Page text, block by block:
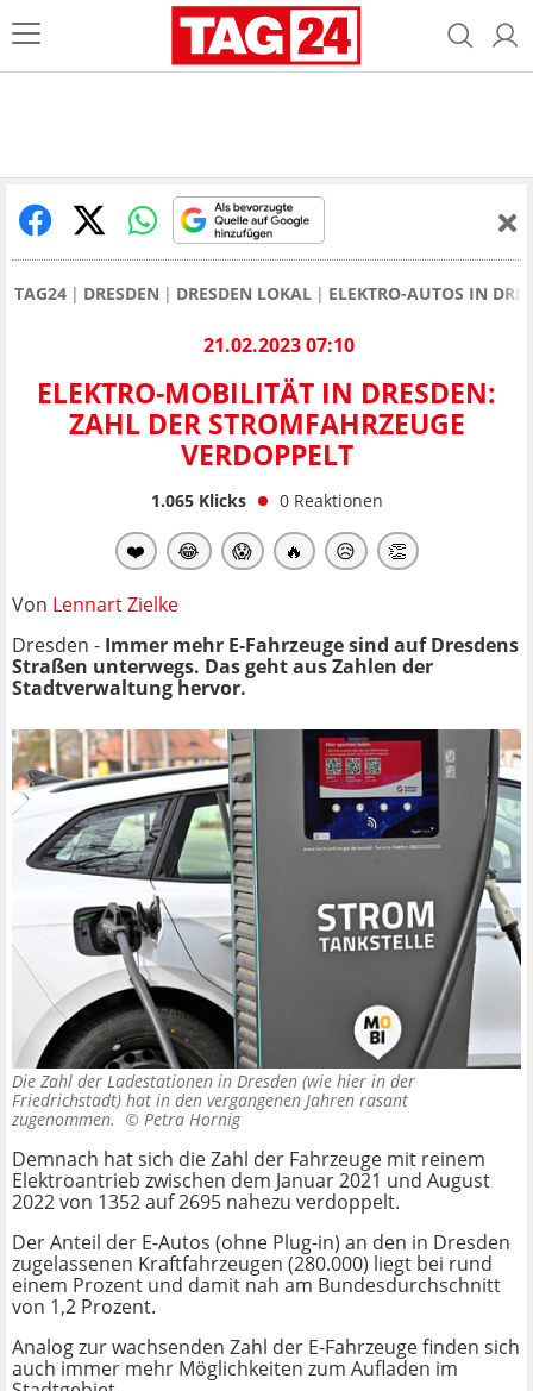
TAG24 DRESDEN DRESDEN LOKAL ELEKTRO-AUTOS IN
21.02.2023 07:10
ELEKTRO-MOBILITÄT IN DRESDEN:
ZAHL DER STROMFAHRZEUGE
VERDOPPELT
1.065Klicks 0 Reaktionen
❤️ 😂 😱 🔥 😥 👏
Von Lennart Zielke
Dresden - Immer mehr E-Fahrzeuge sind auf Dresdens
Straßen unterwegs. Das geht aus Zahlen der
Stadtverwaltung hervor.
Die Zahl der Ladestationen in Dresden (wie hier in der
Friedrichstadt) hat in den vergangenen Jahren rasant
zugenommen. © Petra Hornig
Demnach hat sich die Zahl der Fahrzeuge mit reinem
Elektroantrieb zwischen dem Januar 2021 und August
2022 von 1352 auf 2695 nahezu verdoppelt.
Der Anteil der E-Autos (ohne Plug-in) an den in Dresden
zugelassenen Kraftfahrzeugen (280.000) liegt bei rund
einem Prozent und damit nah am Bundesdurchschnitt
von 1,2 Prozent.
Analog zur wachsenden Zahl der E-Fahrzeuge finden sich
auch immer mehr Möglichkeiten zum Aufladen im